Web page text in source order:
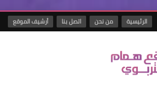
الرئيسية من نحن اتصل بنا أرشيف الموقع